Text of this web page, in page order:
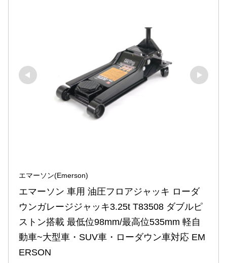
エマーソン(Emerson)
エマーソン 車用 油圧フロアジャッキ ローダ
ウンガレージジャッキ3.25t T83508 ダブルピ
ストン搭載 最低位98mm/最高位535mm 軽自
動車~大型車・SUV車・ローダウン車対応 EM
ERSON